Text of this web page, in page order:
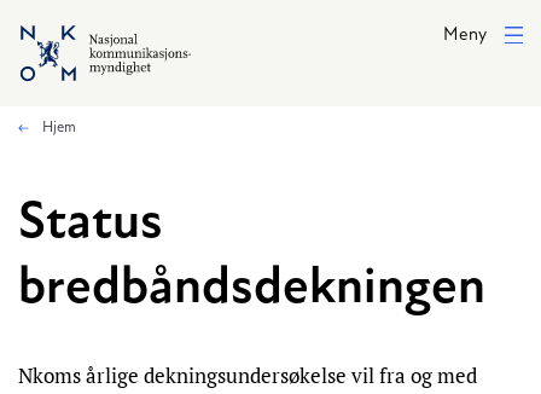
Hopp til hovedinnhold
Meny
Hjem
Status
bredbåndsdekningen
Nkoms årlige dekningsundersøkelse vil fra og med